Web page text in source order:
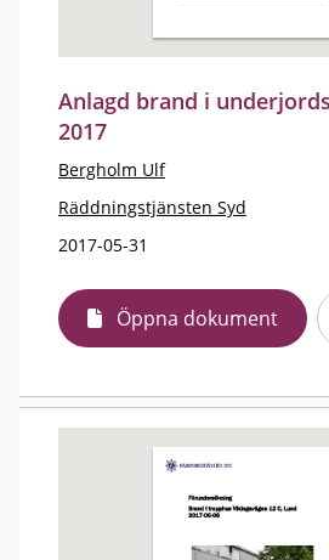
Anlagd brand i
2017
Bergholm Ulf
Räddningstjänsten Syd
2017-05-31
Öppna dokument